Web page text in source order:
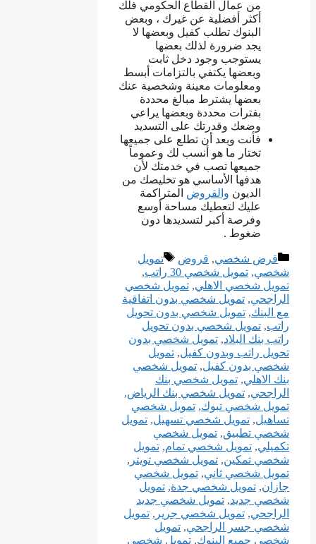
من عمال القطاع الحكومي فلك
أكثر أفضلية عن غيرك ، وبعض
البنوك تطلب كفيل وبعضها لا
يجد ضرورة لذلك بعضها
يستوجب وجود دخل ثابت
وبعضها يكتفي بالتزامات أبسط
ومعلومات معينة وشخصية عنك
بعضها يشترط مبالغ محددة
بفترات محددة وبعضها يراعي
وضعك وقدرتك على التسديد
فأنت وبعد أن تطلع على جميعها
تختار ما هو أنسب لك وعموماً
جميعها تصب في خدمتك لأن
هدفها الأساسي هو تخليصك من
الديون والقروض المتراكمة
عليك لتعطيك مساحة أوسع
وفرصة أكبر لتسديدها دون
ضغوط .
التصنيفات
قرض شخصي, قروض الوسوم
تمويل
شخصي, تمويل شخصي 30 راتب
,
تمويل شخصي الاهلي, تمويل شخصي
الراجحي, تمويل شخصي بدون اتفاقية
مع البنك, تمويل شخصي بدون تحويل
راتب, تمويل شخصي بدون تحويل
راتب بنك البلاد, تمويل شخصي بدون
تحويل راتب وبدون كفيل, تمويل
شخصي بدون كفيل, تمويل شخصي
بنك الاهلي, تمويل شخصي بنك
الراجحي, تمويل شخصي بنك الرياض,
تمويل شخصي تبوك, تمويل شخصي
تساهيل, تمويل شخصي تسهيل, تمويل
شخصي تطبيق, تمويل شخصي
تكميلي, تمويل شخصي تمام, تمويل
شخصي تمكين, تمويل شخصي تويتر ,
تمويل شخصي ثاني, تمويل شخصي
جازان, تمويل شخصي جدة, تمويل
شخصي جديد, تمويل شخصي جديد
الراجحي, تمويل شخصي جرير , تمويل
شخصي جسر الراجحي, تمويل
شخصي جميع البنوك, تمويل شخصي